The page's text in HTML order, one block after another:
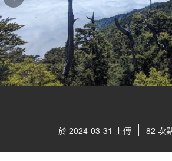
於 2024-03-31 上傳 82 次